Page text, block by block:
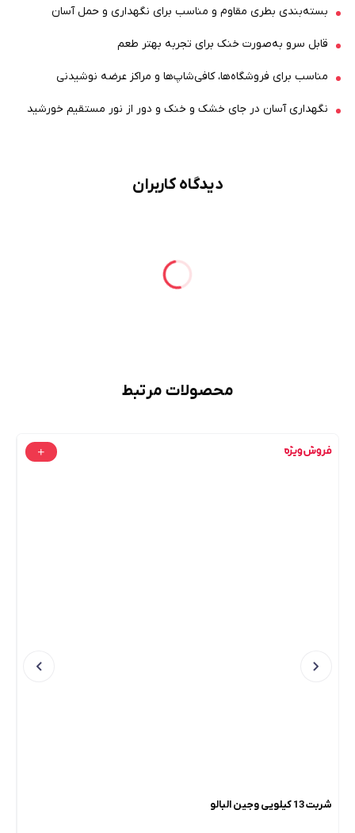
بسته‌بندی بطری مقاوم و مناسب برای نگهداری و حمل آسان
قابل سرو به‌صورت خنک برای تجربه بهتر طعم
مناسب برای فروشگاه‌ها، کافی‌شاپ‌ها و مراکز عرضه نوشیدنی
نگهداری آسان در جای خشک و خنک و دور از نور مستقیم خورشید
دیدگاه کاربران
محصولات مرتبط
شربت 13 کیلویی وجین البالو